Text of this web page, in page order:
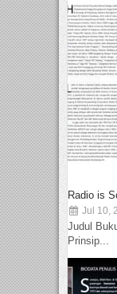
Radio is
Jul 10,
Judul
Prinsip...